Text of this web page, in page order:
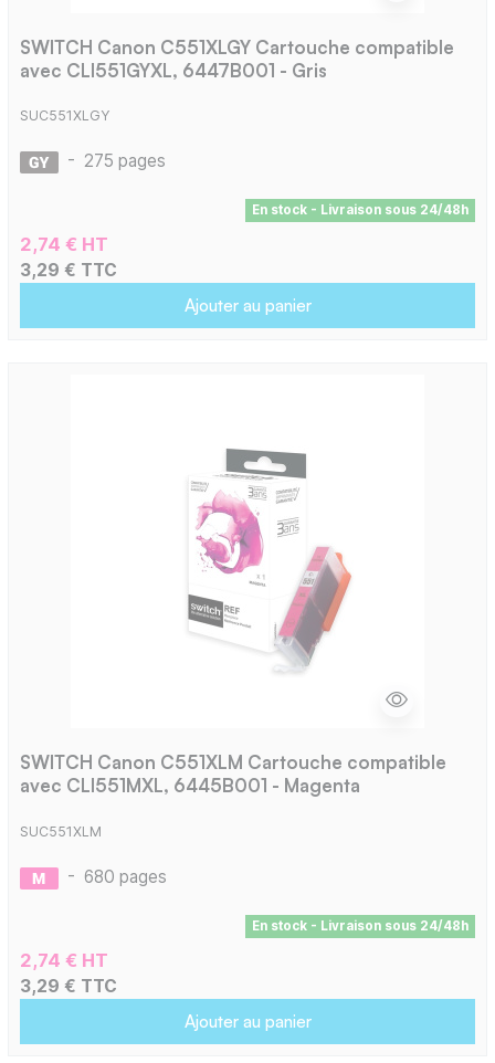
SWITCH Canon C551XLGY Cartouche compatible
avec CLI551GYXL, 6447B001 - Gris
SUC551XLGY
- 275 pages
En stock - Livraison sous 24/48h
2,74 € HT
3,29 € TTC
Ajouter au panier
SWITCH Canon C551XLM Cartouche compatible
avec CLI551MXL, 6445B001 - Magenta
SUC551XLM
- 680 pages
En stock - Livraison sous 24/48h
2,74 € HT
3,29 € TTC
Ajouter au panier